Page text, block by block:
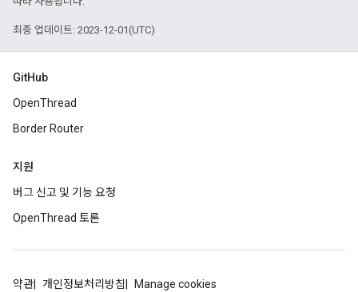
최종 업데이트: 2023-12-01(UTC)
GitHub
OpenThread
Border Router
지원
버그 신고 및 기능 요청
OpenThread 토론
약관 개인정보처리방침 Manage cookies